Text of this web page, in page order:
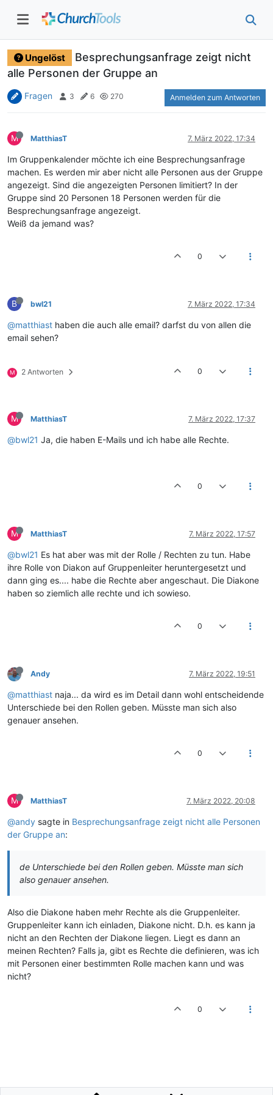
Ungelöst
Besprechungsanfrage zeigt nicht
alle Personen der Gruppe an
Fragen 3 6 270 Anmelden zum Antworten
M MatthiasT 7. März 2022, 17:34
Im Gruppenkalender möchte ich eine Besprechungsanfrage
machen. Es werden mir aber nicht alle Personen aus der Gruppe
angezeigt. Sind die angezeigten Personen limitiert? In der
Gruppe sind 20 Personen 18 Personen werden für die
Besprechungsanfrage angezeigt.
Weiß da jemand was?
0
B bwl21 7. März 2022, 17:34
@matthiast haben die auch alle email? darfst du von allen die
email sehen?
M 2 Antworten 0
M MatthiasT 7. März 2022, 17:37
@bwl21 Ja, die haben E-Mails und ich habe alle Rechte.
0
M MatthiasT 7. März 2022, 17:57
@bwl21 Es hat aber was mit der Rolle / Rechten zu tun. Habe
ihre Rolle von Diakon auf Gruppenleiter heruntergesetzt und
dann ging es.... habe die Rechte aber angeschaut. Die Diakone
haben so ziemlich alle rechte und ich sowieso.
0
Andy 7. März 2022, 19:51
@matthiast naja... da wird es im Detail dann wohl entscheidende
Unterschiede bei den Rollen geben. Müsste man sich also
genauer ansehen.
0
M MatthiasT 7. März 2022, 20:08
@andy sagte in Besprechungsanfrage zeigt nicht alle Personen
der Gruppe an:
de Unterschiede bei den Rollen geben. Müsste man sich
also genauer ansehen.
Also die Diakone haben mehr Rechte als die Gruppenleiter.
Gruppenleiter kann ich einladen, Diakone nicht. D.h. es kann ja
nicht an den Rechten der Diakone liegen. Liegt es dann an
meinen Rechten? Falls ja, gibt es Rechte die definieren, was ich
mit Personen einer bestimmten Rolle machen kann und was
nicht?
0